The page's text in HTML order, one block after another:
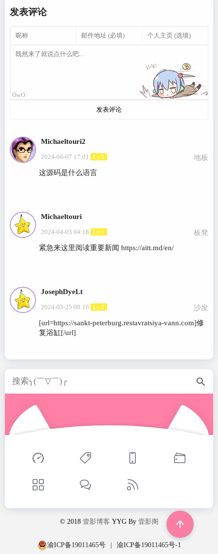

发表评论
OwO
Michaeltouri2
2024-06-07 17:01 Lv.1
地板
这源码是什么语言
Michaeltouri
2024-04-03 04:18 Lv.1
板凳
紧急来这里阅读重要新闻 https://aitt.md/en/
JosephDyeLt
2024-03-25 00:16 Lv.1
沙发
[url=https://sankt-peterburg.restavratsiya-vann.com]修
复浴缸[/url]
search
© 2018 壹影博客 YYG By 壹影阁
渝ICP备19011465号 渝ICP备19011465号-1